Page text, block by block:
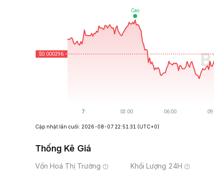
Cập nhật lần cuối: 2026-08-07 22:51:31 (UTC+0)
Thống Kê Giá
Vốn Hoá Thị Trường Khối Lượng 24H